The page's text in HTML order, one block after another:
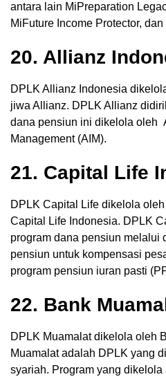
antara lain MiPreparation
MiFuture Income Protector,
20. Allianz
DPLK Allianz Indonesia
jiwa Allianz. DPLK Allianz
dana pensiun ini dikelola oleh
Management (AIM).
21. Capital Life
DPLK Capital Life dikelola
Capital Life Indonesia. DPLK
program dana pensiun melalui
pensiun untuk kompensasi
program pensiun iuran pasti
22. Bank
DPLK Muamalat dikelola oleh
Muamalat adalah DPLK yang
syariah. Program yang